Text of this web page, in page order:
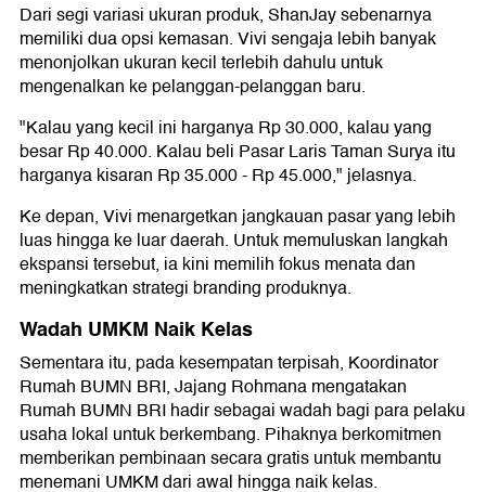
Dari segi variasi ukuran produk, ShanJay sebenarnya
memiliki dua opsi kemasan. Vivi sengaja lebih banyak
menonjolkan ukuran kecil terlebih dahulu untuk
mengenalkan ke pelanggan-pelanggan baru.
"Kalau yang kecil ini harganya Rp 30.000, kalau yang
besar Rp 40.000. Kalau beli Pasar Laris Taman Surya itu
harganya kisaran Rp 35.000 - Rp 45.000," jelasnya.
Ke depan, Vivi menargetkan jangkauan pasar yang lebih
luas hingga ke luar daerah. Untuk memuluskan langkah
ekspansi tersebut, ia kini memilih fokus menata dan
meningkatkan strategi branding produknya.
Wadah UMKM Naik Kelas
Sementara itu, pada kesempatan terpisah, Koordinator
Rumah BUMN BRI, Jajang Rohmana mengatakan
Rumah BUMN BRI hadir sebagai wadah bagi para pelaku
usaha lokal untuk berkembang. Pihaknya berkomitmen
memberikan pembinaan secara gratis untuk membantu
menemani UMKM dari awal hingga naik kelas.